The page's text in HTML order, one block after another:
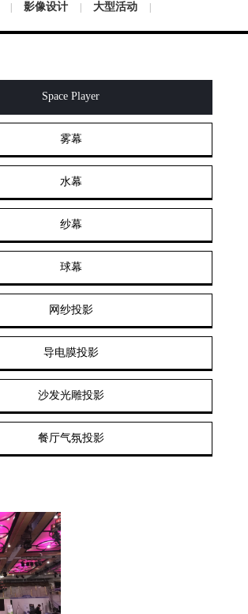
影像设计 大型活动
Space Player
雾幕
水幕
纱幕
球幕
网纱投影
导电膜投影
沙发光雕投影
餐厅气氛投影